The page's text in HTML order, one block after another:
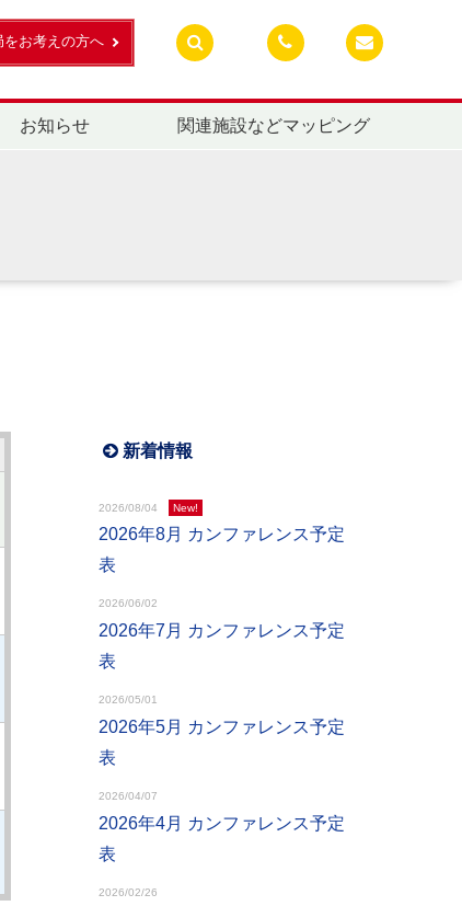
をお考えの方へ
お知らせ 関連施設などマッピング
新着情報
2026/08/04 New!
2026年8月 カンファレンス予定
表
2026/06/02
2026年7月 カンファレンス予定
表
2026/05/01
2026年5月 カンファレンス予定
表
2026/04/07
2026年4月 カンファレンス予定
表
2026/02/26